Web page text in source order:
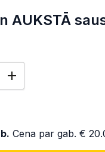
Cena par gab. €